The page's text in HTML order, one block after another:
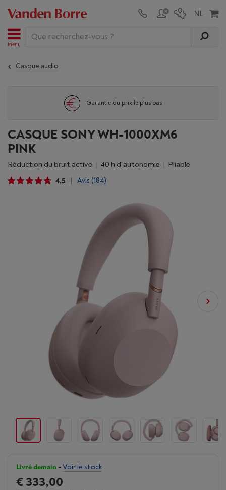
Menu
Casque audio
Garantie du prix le plus bas
CASQUE SONY WH-1000XM6
PINK
Réduction du bruit active 40 h d´autonomie
Pliable
4,5
Avis (184)
Livré demain - Voir le stock
€ 333,00